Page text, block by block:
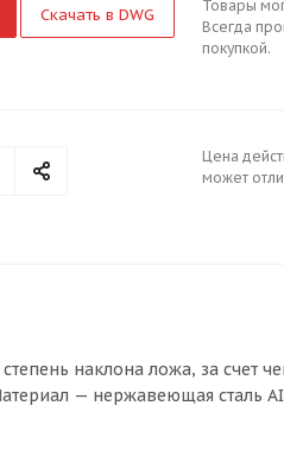
Скачать в DWG
Товары
Всегда
покупкой.
Цена
может
наклона ложа, за счет
— нержавеющая сталь